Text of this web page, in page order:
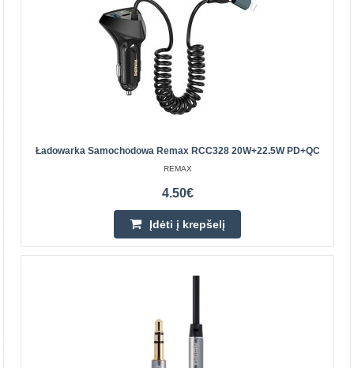
Remax tinklo įkroviklis, RP-U55, 2x USB-C, USB, 65W
(balta) Įkraukite iki 3 įrenginių vienu metu! Remax
kintamosios srovės įkroviklis RP-U55 yra kompaktiškas į..
Įdėti į krepšelį
Pridėti prie pageidavimų sąrašo
Ładowarka Samochodowa Remax RCC328 20W+22.5W PD+QC
REMAX
4.50€
Įdėti į krepšelį